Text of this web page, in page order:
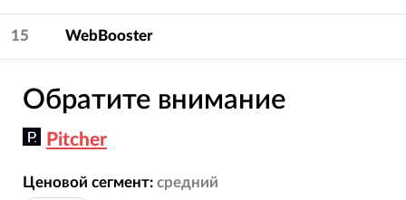
15 WebBooster
Обратите внимание
Pitcher
Ценовой сегмент: средний